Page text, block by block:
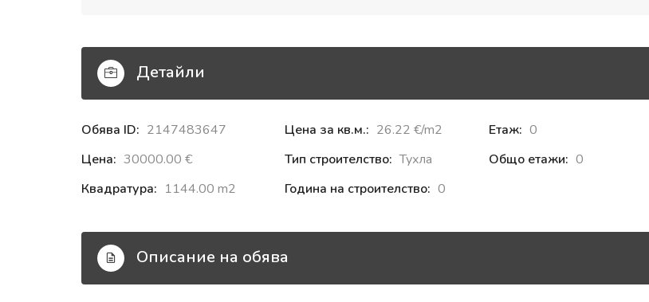
Детайли
Обява ID: 2147483647
Цена: 30000.00 €‎
Квадратура: 1144.00 m2
Цена за кв.м.: 26.22 €‎/m2
Тип строителство: Тухла
Година на строителство: 0
Етаж: 0
Общо етажи: 0
Описание на обява